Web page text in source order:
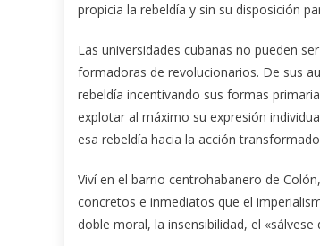
propicia la rebeldía y sin su disposición
Las universidades cubanas no pueden
formadoras de revolucionarios. De sus
rebeldía incentivando sus formas
explotar al máximo su expresión
esa rebeldía hacia la acción
Viví en el barrio centrohabanero de
concretos e inmediatos que el
doble moral, la insensibilidad, el